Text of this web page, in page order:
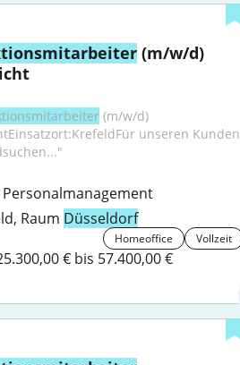
(m/w/d)
(m/w/d)
unseren Kunden
Personalmanagement
Raum Düsseldorf
Homeoffice Vollzeit
€ bis 57.400,00 €